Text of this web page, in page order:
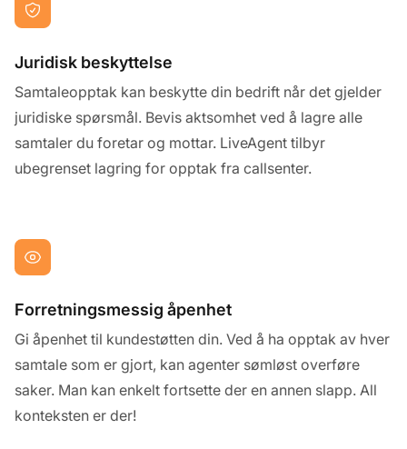
Juridisk beskyttelse
Samtaleopptak kan beskytte din bedrift når det gjelder
juridiske spørsmål. Bevis aktsomhet ved å lagre alle
samtaler du foretar og mottar. LiveAgent tilbyr
ubegrenset lagring for opptak fra callsenter.
Forretningsmessig åpenhet
Gi åpenhet til kundestøtten din. Ved å ha opptak av hver
samtale som er gjort, kan agenter sømløst overføre
saker. Man kan enkelt fortsette der en annen slapp. All
konteksten er der!